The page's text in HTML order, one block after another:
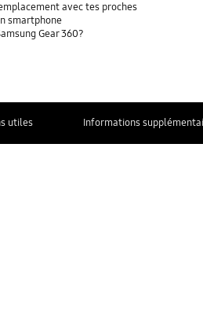
avec tes proches
smartphone
Gear 360?
utiles Informations